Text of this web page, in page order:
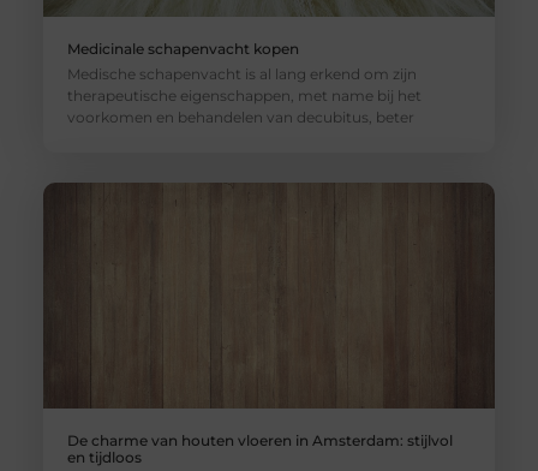
Medicinale schapenvacht kopen
Medische schapenvacht is al lang erkend om zijn
therapeutische eigenschappen, met name bij het
voorkomen en behandelen van decubitus, beter
De charme van houten vloeren in Amsterdam: stijlvol
en tijdloos